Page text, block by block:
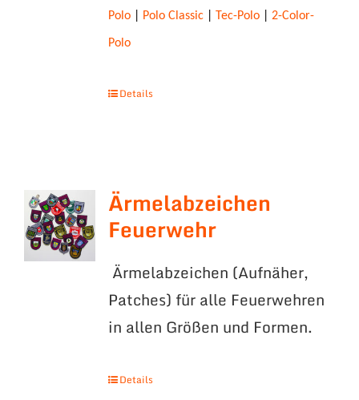
Polo| Polo Classic| Tec-Polo| 2-Color-
Polo
Details
Ärmelabzeichen
Feuerwehr
Ärmelabzeichen (Aufnäher,
Patches) für alle Feuerwehren
in allen Größen und Formen.
Details